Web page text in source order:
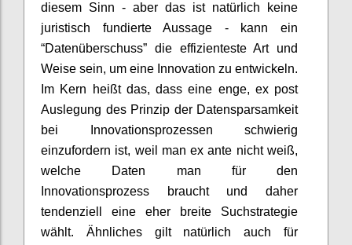
diesem Sinn - aber das ist natürlich keine
juristisch fundierte Aussage - kann ein
“Datenüberschuss” die effizienteste Art und
Weise sein, um eine Innovation zu entwickeln.
Im Kern heißt das, dass eine enge, ex post
Auslegung des Prinzip der Datensparsamkeit
bei Innovationsprozessen schwierig
einzufordern ist, weil man ex ante nicht weiß,
welche Daten man für den
Innovationsprozess braucht und daher
tendenziell eine eher breite Suchstrategie
wählt. Ähnliches gilt natürlich auch für